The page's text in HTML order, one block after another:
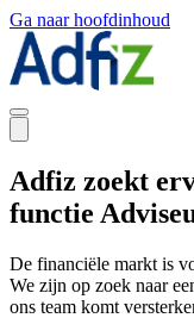
Ga naar hoofdinhoud
Adfiz zoekt
functie
De financiële markt is
We zijn op zoek naar
ons team komt